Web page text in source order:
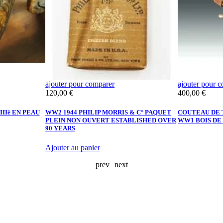
EN PEAU
ajouter pour comparer
Prix
120,00 €
WW2 1944 PHILIP MORRIS & C° PAQUET
PLEIN NON OUVERT ESTABLISHED OVER
90 YEARS
Ajouter au panier
ajouter pour
Prix
400,00 €
COUTEAU DE
WW1 BOIS
prev
next